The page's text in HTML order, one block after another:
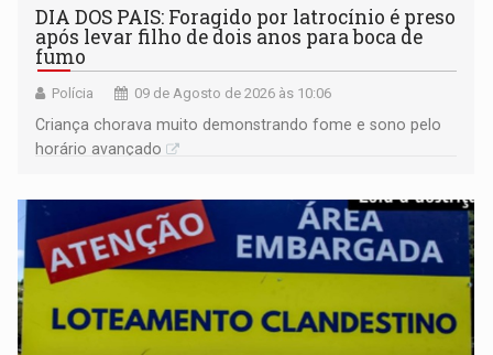
DIA DOS PAIS: Foragido por latrocínio é preso
após levar filho de dois anos para boca de
fumo
Polícia 09 de Agosto de 2026 às 10:06
Criança chorava muito demonstrando fome e sono pelo
horário avançado